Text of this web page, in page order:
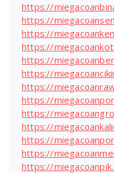
https://
https://
https://
https://
https://
https://
https://
https://
https://
https://
https://
https://
https://